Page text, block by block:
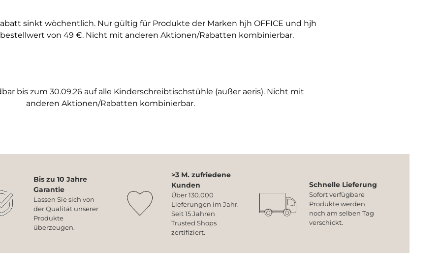
sinkt wöchentlich. Nur gültig für Produkte der Marken hjh OFFICE und hjh
von 49 €. Nicht mit anderen Aktionen/Rabatten kombinierbar.
bis zum 30.09.26 auf alle Kinderschreibtischstühle (außer aeris). Nicht mit
anderen Aktionen/Rabatten kombinierbar.
Bis zu 10 Jahre
Garantie
Lassen Sie sich von
der Qualität unserer
Produkte
überzeugen.
>3 M. zufriedene
Kunden
Über 130.000
Lieferungen im Jahr.
Seit 15 Jahren
Trusted Shops
zertifiziert.
Schnelle Lieferung
Sofort verfügbare
Produkte werden
noch am selben Tag
verschickt.